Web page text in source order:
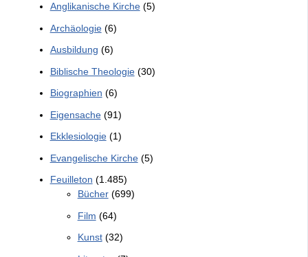
Anglikanische Kirche(5)
Archäologie(6)
Ausbildung (6)
Biblische Theologie(30)
Biographien (6)
Eigensache(91)
Ekklesiologie(1)
Evangelische Kirche(5)
Feuilleton (1.485)
Bücher(699)
Film (64)
Kunst(32)